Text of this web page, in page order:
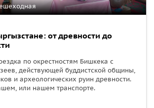
от древности до
по окрестностям Бишкека с
действующей буддистской общины,
и археологических руин древности.
или нашем транспорте.